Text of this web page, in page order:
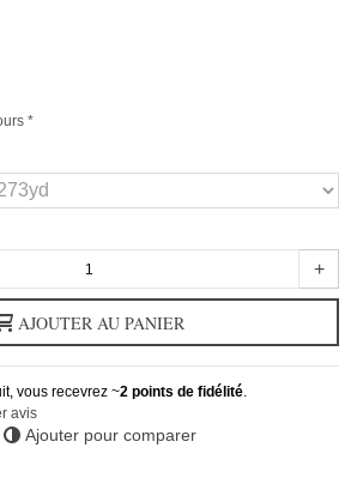
*
+
AJOUTER AU PANIER
vous recevrez ~2 points de fidélité.
avis
Ajouter pour comparer